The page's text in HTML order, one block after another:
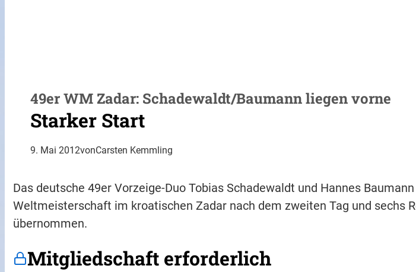
49er WM Zadar: Schadewaldt/Baumann liegen vorne
Starker Start
9. Mai 2012vonCarsten Kemmling
Das deutsche 49er Vorzeige-Duo Tobias Schadewaldt und Hannes
Weltmeisterschaft im kroatischen Zadar nach dem zweiten Tag und sechs
übernommen.
Mitgliedschaft erforderlich